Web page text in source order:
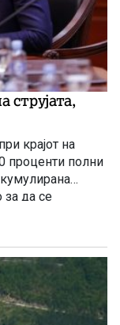
струјата,
крајот на
проценти полни
за да се
прес-
Мицкоски.